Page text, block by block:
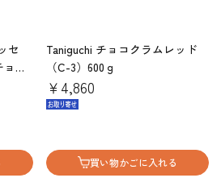
セ
コ
Taniguchi チョコクラムレッド
（C-3）600ｇ
￥4,860
買い物かごに入れる